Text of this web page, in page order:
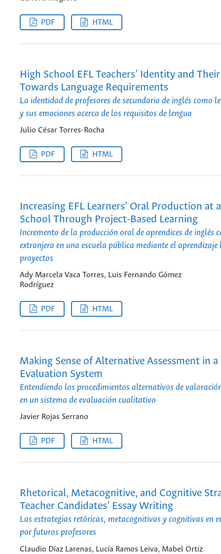
PDF HTML
High School EFL Teachers’ Identity and
Towards Language Requirements
La identidad de profesores de secundaria de inglés como
y sus emociones acerca de los requisitos de lengua
Julio César Torres-Rocha
PDF HTML
Increasing EFL Learners’ Oral Production at
School Through Project-Based Learning
Incremento de la producción oral de aprendices de inglés
extranjera en una escuela pública mediante el aprendizaje
proyectos
Ady Marcela Vaca Torres, Luis Fernando Gómez
Rodríguez
PDF HTML
Making Sense of Alternative Assessment in
Evaluation System
Entendiendo los procedimientos alternativos de
en un sistema de evaluación cualitativo
Javier Rojas Serrano
PDF HTML
Rhetorical, Metacognitive, and Cognitive
Teacher Candidates’ Essay Writing
Las estrategias retóricas, metacognitivas y cognitivas en
por futuros profesores
Claudio Díaz Larenas, Lucía Ramos Leiva, Mabel Ortiz